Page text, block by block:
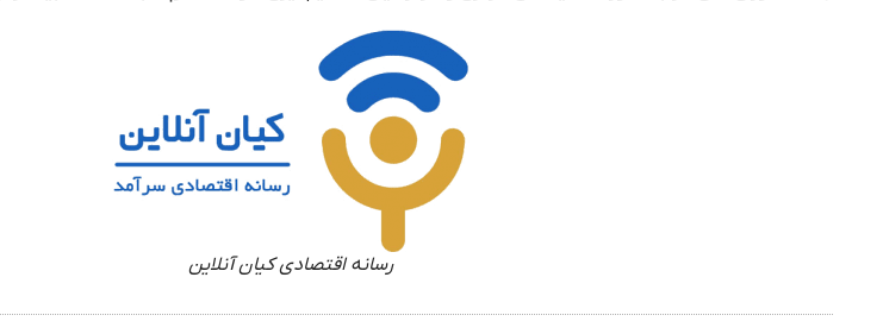
رسانه اقتصادی کیان آنلاین